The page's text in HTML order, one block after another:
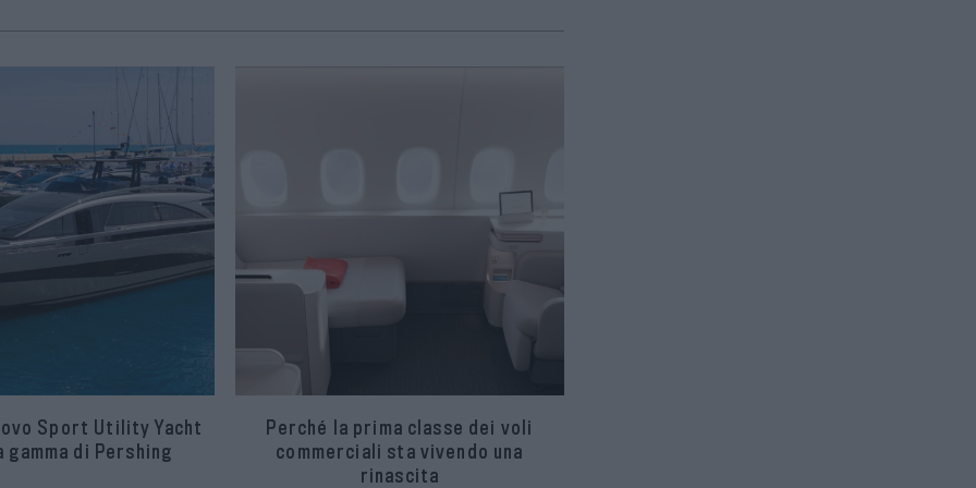
Sport Utility Yacht
gamma di Pershing
Perché la prima classe dei voli
commerciali sta vivendo una
rinascita